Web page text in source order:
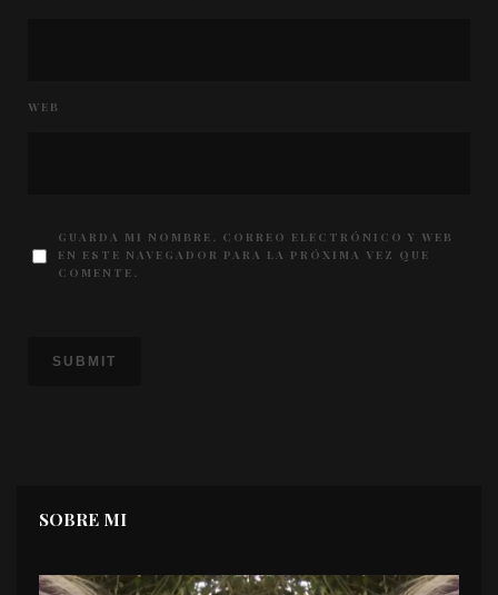
WEB
GUARDA MI NOMBRE, CORREO ELECTRÓNICO Y WEB
EN ESTE NAVEGADOR PARA LA PRÓXIMA VEZ QUE
COMENTE.
SOBRE MI